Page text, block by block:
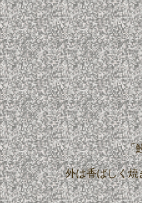
「
外は香ばしく焼